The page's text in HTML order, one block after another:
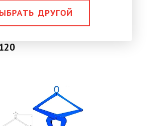
ДРУГОЙ
камня
камня 0,4тн ЗКБ-0,4-50-120
камня 0,4тн